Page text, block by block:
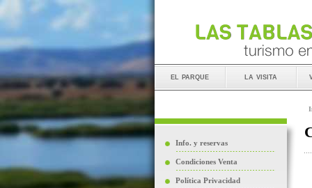
el parque la visita
Info. y reservas
Condiciones Venta
Política Privacidad